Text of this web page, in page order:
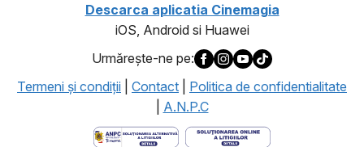
Descarca aplicatia Cinemagia
iOS, Android si Huawei
Urmăreşte-ne pe:
Termeni şi condiţii
Contact
Politica de confidentialitate
A.N.P.C